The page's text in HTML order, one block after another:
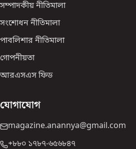
সম্পাদকীয় নীতিমালা
সংশোধন নীতিমালা
পাবলিশার নীতিমালা
গোপনীয়তা
আরএসএস ফিড
যোগাযোগ
magazine.anannya@gmail.com
+৮৮০ ১৭৮৭-৬৫৬৮৪৭